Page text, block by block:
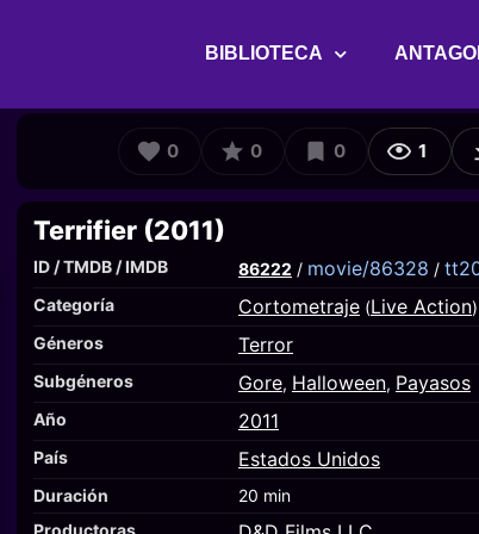
BIBLIOTECA
0 0 0 1
Terrifier (2011)
ID / TMDB / IMDB
86222 / movie/86328 /
Categoría Cortometraje (Live Action)
Géneros
Terror
Subgéneros Gore, Halloween, Payasos
Año 2011
País Estados Unidos
Duración
20 min
Productoras